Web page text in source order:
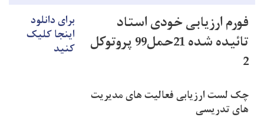
فورم ارزیابی خودی استاد
تائیده شده 21حمل99 پروتوکل
2
چک لست ارزیابی فعالیت های مدیریت
های تدریسی
برای دانلود
اینجا کلیک
کنید